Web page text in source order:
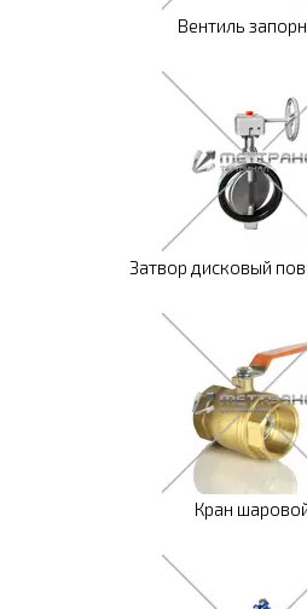
Вентиль
Затвор дисковый
Кран